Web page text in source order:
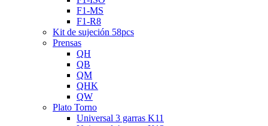
F1-MS
F1-R8
Kit de sujeción 58pcs
Prensas
QH
QB
QM
QHK
QW
Plato Torno
Universal 3 garras K11